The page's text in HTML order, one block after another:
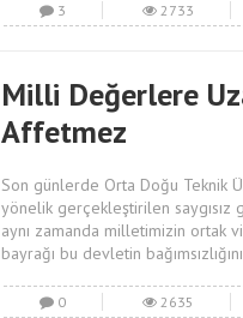
3 2733
Milli Değerlere
Affetmez
Son günlerde Orta Doğu Teknik
yönelik gerçekleştirilen saygısız
aynı zamanda milletimizin ortak
bayrağı bu devletin
0 2635